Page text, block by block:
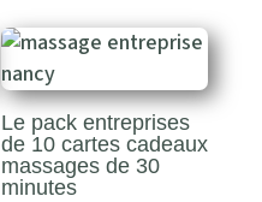
Le pack entreprises
de 10 cartes cadeaux
massages de 30
minutes